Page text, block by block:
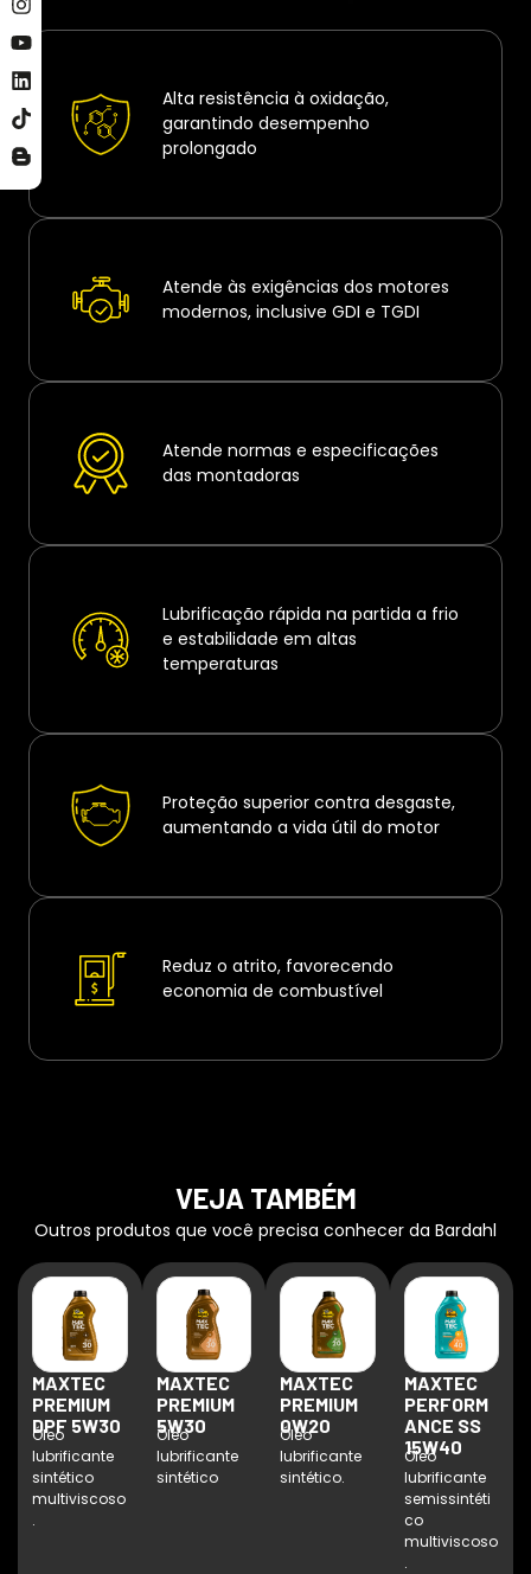
Alta resistência à oxidação,
garantindo desempenho
prolongado
Atende às exigências dos motores
modernos, inclusive GDI e TGDI
Atende normas e especificações
das montadoras
Lubrificação rápida na partida a frio
e estabilidade em altas
temperaturas
Proteção superior contra desgaste,
aumentando a vida útil do motor
Reduz o atrito, favorecendo
economia de combustível
VEJA TAMBÉM
Outros produtos que você precisa conhecer da Bardahl
MAXTEC
PREMIUM
DPF 5W30
Óleo
lubrificante
sintético
multiviscoso
.
MAXTEC
PREMIUM
5W30
Óleo
lubrificante
sintético
MAXTEC
PREMIUM
0W20
Óleo
lubrificante
sintético.
MAXTEC
PERFORM
ANCE SS
15W40
Óleo
lubrificante
semissintéti
co
multiviscoso
.